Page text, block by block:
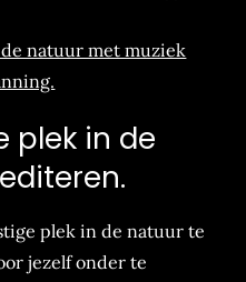
natuur met muziek
plek in de
plek in de natuur te
jezelf onder te